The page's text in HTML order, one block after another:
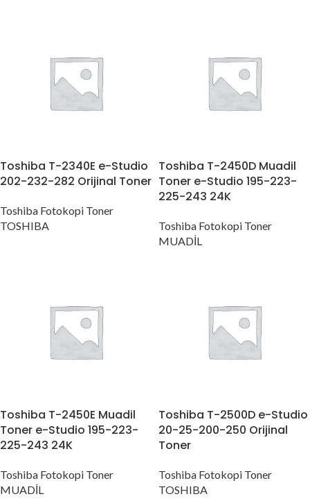
Toshiba T-2340E e-Studio
202-232-282 Orijinal Toner
Toshiba Fotokopi Toner
TOSHIBA
Toshiba T-2450D Muadil
Toner e-Studio 195-223-
225-243 24K
Toshiba Fotokopi Toner
MUADİL
Toshiba T-2450E Muadil
Toner e-Studio 195-223-
225-243 24K
Toshiba Fotokopi Toner
MUADİL
Toshiba T-2500D e-Studio
20-25-200-250 Orijinal
Toner
Toshiba Fotokopi Toner
TOSHIBA